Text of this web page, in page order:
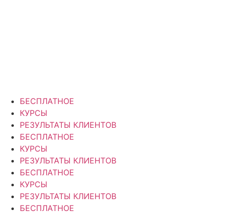
БЕСПЛАТНОЕ
КУРСЫ
РЕЗУЛЬТАТЫ КЛИЕНТОВ
БЕСПЛАТНОЕ
КУРСЫ
РЕЗУЛЬТАТЫ КЛИЕНТОВ
БЕСПЛАТНОЕ
КУРСЫ
РЕЗУЛЬТАТЫ КЛИЕНТОВ
БЕСПЛАТНОЕ